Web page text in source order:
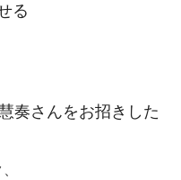
る
奏さんをお招きした